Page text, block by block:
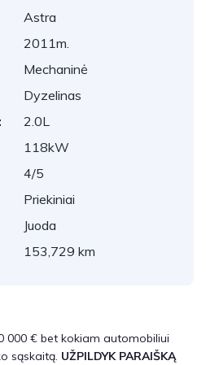
Astra
2011m.
Mechaninė
Dyzelinas
2.0L
118kW
4/5
Priekiniai
Juoda
153,729 km
000 € bet kokiam automobiliui
sąskaitą. UŽPILDYK PARAIŠKĄ